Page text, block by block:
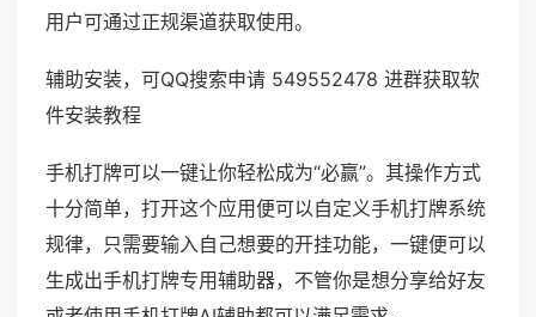
用户可通过正规渠道获取使用。
辅助安装，可QQ搜索申请 549552478 进群获取软
件安装教程
手机打牌可以一键让你轻松成为“必赢”。其操作方式
十分简单，打开这个应用便可以自定义手机打牌系统
规律，只需要输入自己想要的开挂功能，一键便可以
生成出手机打牌专用辅助器，不管你是想分享给好友